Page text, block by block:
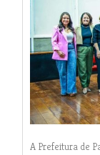
A Prefeitura de